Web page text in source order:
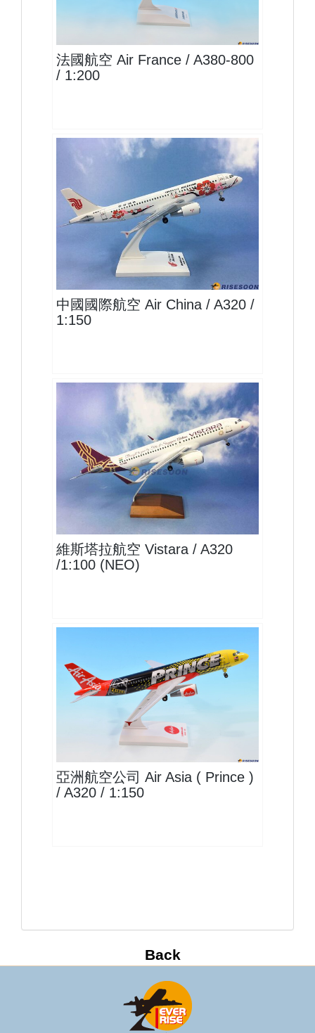
法國航空 Air France / A380-800
/ 1:200
CCA15A320P01
中國國際航空 Air China / A320 /
1:150
VTI10A320P01
維斯塔拉航空 Vistara / A320
/1:100 (NEO)
XAX15A320P19
亞洲航空公司 Air Asia ( Prince )
/ A320 / 1:150